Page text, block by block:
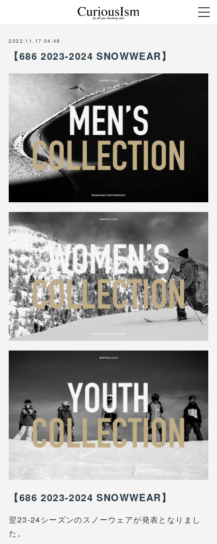
2022.11.17 04:48
【686 2023-2024 SNOWWEAR】
【686 2023-2024 SNOWWEAR】
翌23-24シーズンのスノーウェアが発表となりまし
た。